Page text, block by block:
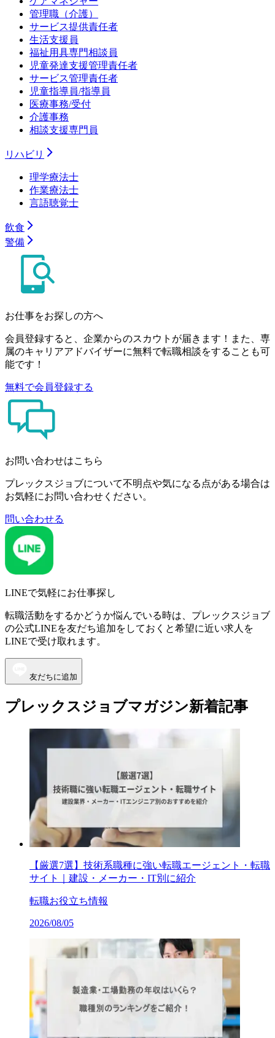
管理職（介護）
サービス提供責任者
生活支援員
福祉用具専門相談員
児童発達支援管理責任者
サービス管理責任者
児童指導員/指導員
医療事務/受付
介護事務
相談支援専門員
リハビリ
理学療法士
作業療法士
言語聴覚士
飲食
警備
お仕事をお探しの方へ
会員登録すると、企業からのスカウトが届きます！また、専
属のキャリアアドバイザーに無料で転職相談をすることも可
能です！
無料で会員登録する
お問い合わせはこちら
プレックスジョブについて不明点や気になる点がある場合は
お気軽にお問い合わせください。
問い合わせる
LINEで気軽にお仕事探し
転職活動をするかどうか悩んでいる時は、プレックスジョブ
の公式LINEを友だち追加をしておくと希望に近い求人を
LINEで受け取れます。
友だちに追加
プレックスジョブマガジン新着記事
【厳選7選】技術系職種に強い転職エージェント・転職
サイト｜建設・メーカー・IT別に紹介
転職お役立ち情報
2026/08/05